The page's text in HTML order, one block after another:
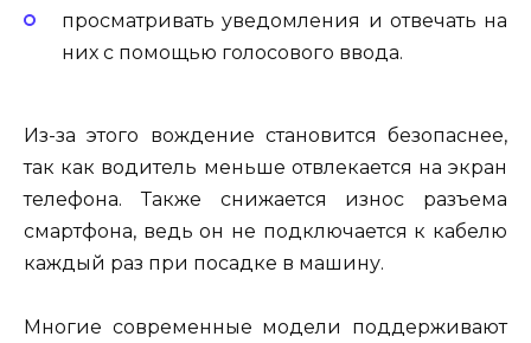
просматривать уведомления и отвечать на
них с помощью голосового ввода.
Из-за этого вождение становится безопаснее,
так как водитель меньше отвлекается на экран
телефона. Также снижается износ разъема
смартфона, ведь он не подключается к кабелю
каждый раз при посадке в машину.
Многие современные модели поддерживают